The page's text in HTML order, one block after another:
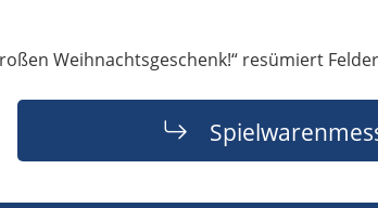
Weihnachtsgeschenk!“ resümiert